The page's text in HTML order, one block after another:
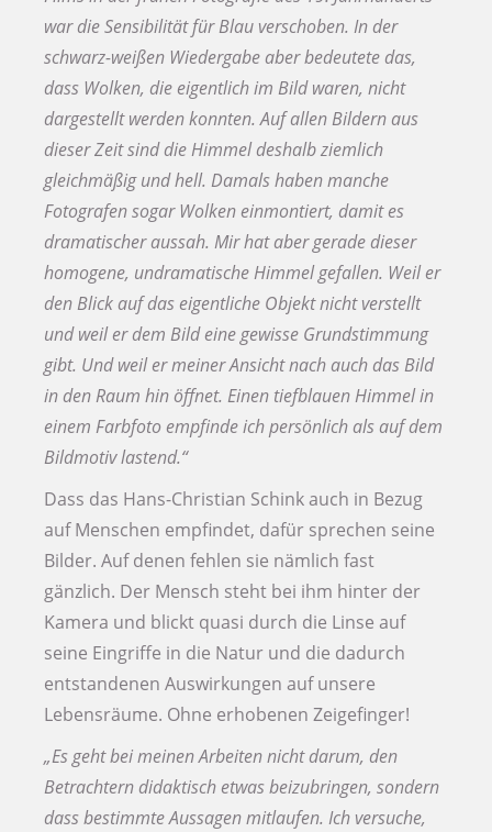
war die Sensibilität für Blau verschoben. In der
schwarz-weißen Wiedergabe aber bedeutete das,
dass Wolken, die eigentlich im Bild waren, nicht
dargestellt werden konnten. Auf allen Bildern aus
dieser Zeit sind die Himmel deshalb ziemlich
gleichmäßig und hell. Damals haben manche
Fotografen sogar Wolken einmontiert, damit es
dramatischer aussah. Mir hat aber gerade dieser
homogene, undramatische Himmel gefallen. Weil er
den Blick auf das eigentliche Objekt nicht verstellt
und weil er dem Bild eine gewisse Grundstimmung
gibt. Und weil er meiner Ansicht nach auch das Bild
in den Raum hin öffnet. Einen tiefblauen Himmel in
einem Farbfoto empfinde ich persönlich als auf dem
Bildmotiv lastend.“
Dass das Hans-Christian Schink auch in Bezug
auf Menschen empfindet, dafür sprechen seine
Bilder. Auf denen fehlen sie nämlich fast
gänzlich. Der Mensch steht bei ihm hinter der
Kamera und blickt quasi durch die Linse auf
seine Eingriffe in die Natur und die dadurch
entstandenen Auswirkungen auf unsere
Lebensräume. Ohne erhobenen Zeigefinger!
„Es geht bei meinen Arbeiten nicht darum, den
Betrachtern didaktisch etwas beizubringen, sondern
dass bestimmte Aussagen mitlaufen. Ich versuche,